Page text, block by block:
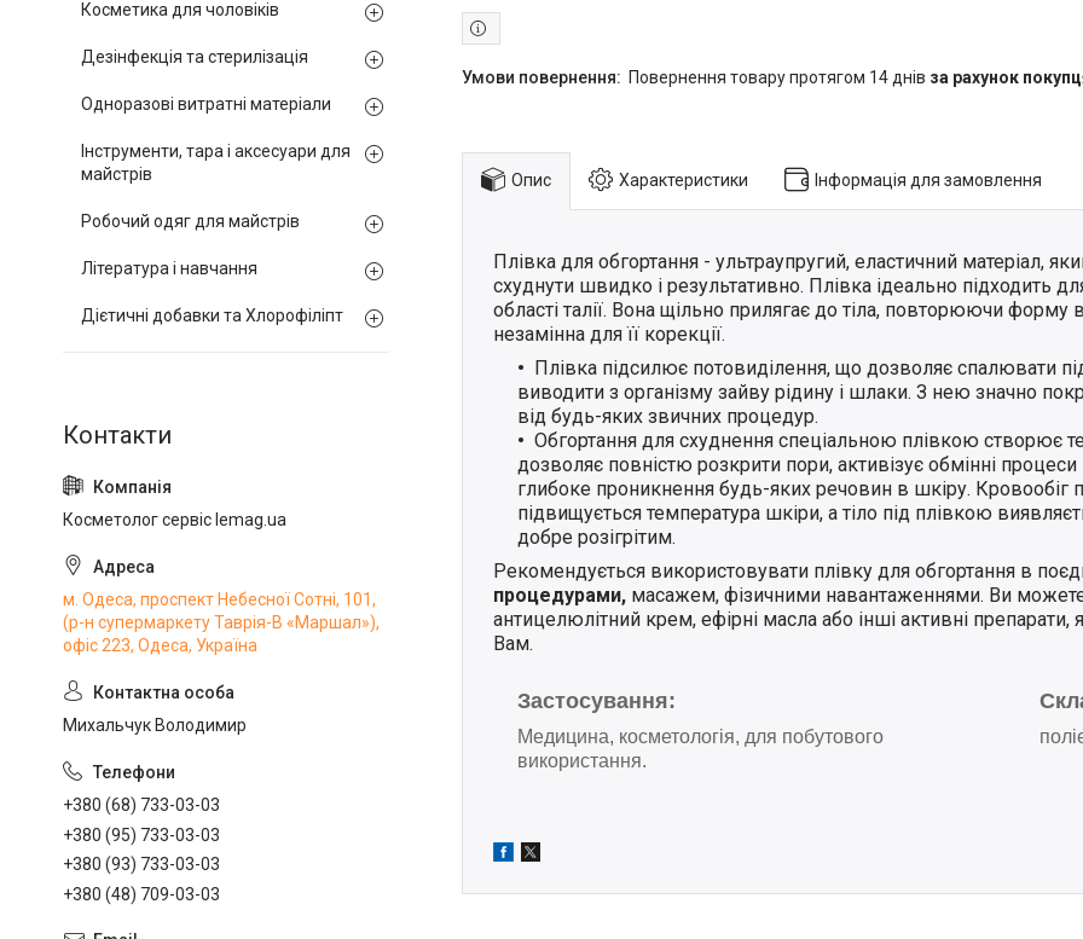
повернення товару протягом 14 днів за рахунок
Опис Характеристики Інформація для замовлення
Плівка для обгортання - ультраупругий, еластичний матеріал,
схуднути швидко і результативно. Плівка ідеально підходить
області талії. Вона щільно прилягає до тіла, повторюючи форму
незамінна для її корекції.
Плівка підсилює потовиділення, що дозволяє спалювати
виводити з організму зайву рідину і шлаки. З нею значно
від будь-яких звичних процедур.
Обгортання для схуднення спеціальною плівкою створює
дозволяє повністю розкрити пори, активізує обмінні процеси
глибоке проникнення будь-яких речовин в шкіру. Кровообіг
підвищується температура шкіри, а тіло під плівкою
добре розігрітим.
Рекомендується використовувати плівку для обгортання в
процедурами, масажем, фізичними навантаженнями. Ви можете
антицелюлітний крем, ефірні масла або інші активні препарати,
Вам.
Застосування:
Медицина, косметологія, для побутового
використання.
Косметика для чоловіків
Дезінфекція та стерилізація
Одноразові витратні матеріали
Інструменти, тара і аксесуари для
майстрів
Робочий одяг для майстрів
Література і навчання
Дієтичні добавки та Хлорофіліпт
Косметолог сервіс lemag.ua
м. Одеса, проспект Небесної Сотні, 101,
(р-н супермаркету Таврія-В «Маршал»),
офіс 223, Одеса, Україна
Михальчук Володимир
+380 (68) 733-03-03
+380 (95) 733-03-03
+380 (93) 733-03-03
+380 (48) 709-03-03